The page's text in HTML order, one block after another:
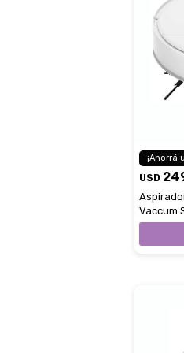
USD
Vaccum
Xiaomi